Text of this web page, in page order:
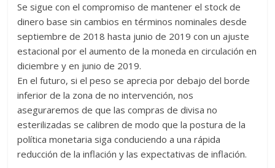
Se sigue con el compromiso de mantener el stock de
dinero base sin cambios en términos nominales desde
septiembre de 2018 hasta junio de 2019 con un ajuste
estacional por el aumento de la moneda en circulación en
diciembre y en junio de 2019.
En el futuro, si el peso se aprecia por debajo del borde
inferior de la zona de no intervención, nos
aseguraremos de que las compras de divisa no
esterilizadas se calibren de modo que la postura de la
política monetaria siga conduciendo a una rápida
reducción de la inflación y las expectativas de inflación.